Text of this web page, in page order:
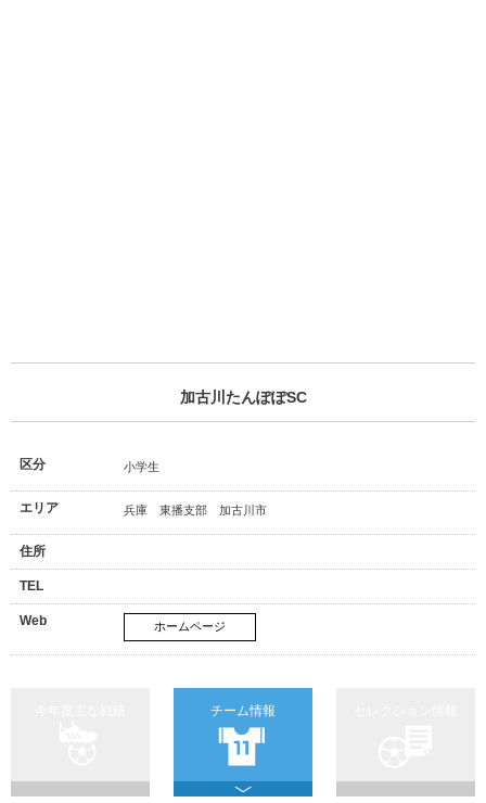
加古川たんぽぽSC
区分 小学生
エリア 兵庫 東播支部 加古川市
住所
TEL
Web ホームページ
チーム情報